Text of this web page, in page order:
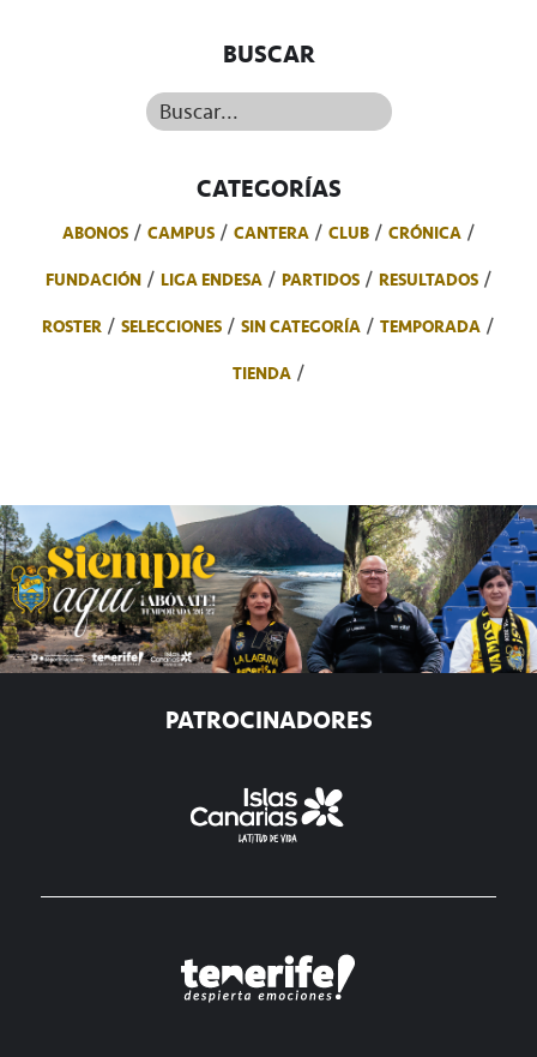
BUSCAR
Buscar...
CATEGORÍAS
ABONOS CAMPUS CANTERA CLUB
CRÓNICA
FUNDACIÓN
LIGA ENDESA PARTIDOS
RESULTADOS
ROSTER
SELECCIONES SIN CATEGORÍA
TEMPORADA
TIENDA
PATROCINADORES